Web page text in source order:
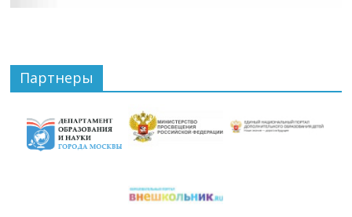
Партнеры